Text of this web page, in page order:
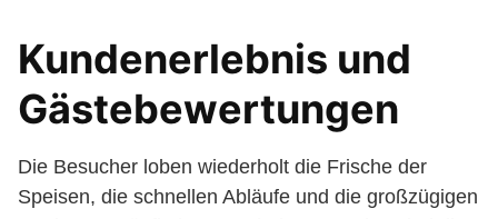
Kundenerlebnis und
Gästebewertungen
Die Besucher loben wiederholt die Frische der
Speisen, die schnellen Abläufe und die großzügigen